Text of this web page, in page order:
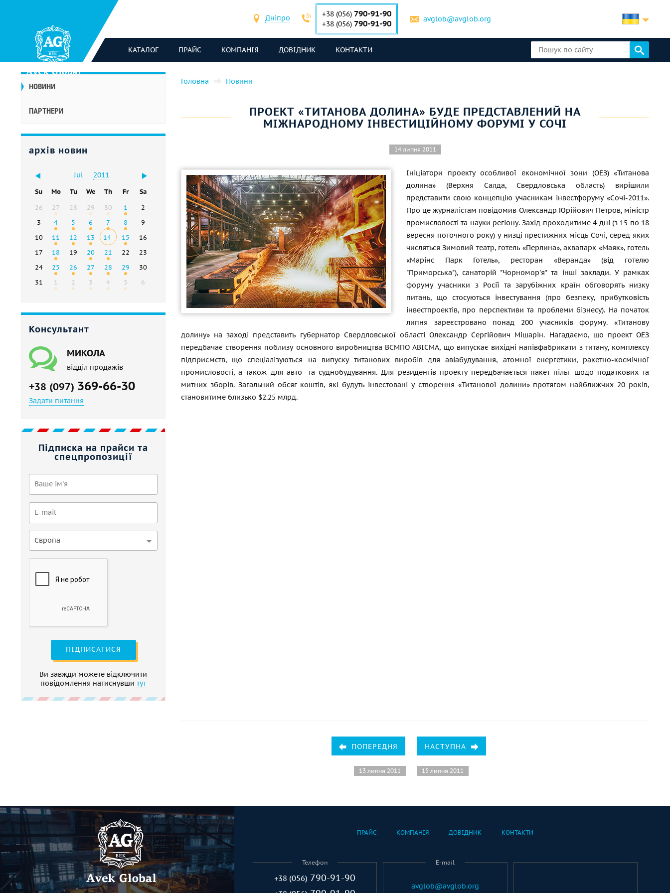
Дніпро +38 (056) 790-91-90
+38 (056) 790-91-90 avglob@avglob.org
КАТАЛОГ ПРАЙС КОМПАНІЯ ДОВІДНИК КОНТАКТИ
НОВИНИ
ПАРТНЕРИ
архів новин
Jul 2011
Su Mo Tu We Th Fr
Sa
26
27 28 29 30 1
2
3
4 5 6 7 8
9
10
11 12 13 14 15
16
17
18 19 20 21 22
23
24
25 26 27 28 29
30
31
1 2 3 4 5 6
Консультант
МИКОЛА
відділ продажів
+38 (097) 369-66-30
Задати питання
Підписка на прайси та
спецпропозиції
Європа
ПІДПИСАТИСЯ
Ви завжди можете відключити
повідомлення натиснувши тут
Головна Новини
ПРОЕКТ «ТИТАНОВА ДОЛИНА» БУДЕ ПРЕДСТАВЛЕНИЙ НА
МІЖНАРОДНОМУ ІНВЕСТИЦІЙНОМУ ФОРУМІ У СОЧІ
14 липня 2011
Ініціатори проекту особливої економічної зони (ОЕЗ) «Титанова
долина» (Верхня Салда, Свердловська область) вирішили
представити свою концепцію учасникам інвестфоруму «Сочі-2011».
Про це журналістам повідомив Олександр Юрійович Петров, міністр
промисловості та науки регіону. Захід проходитиме 4 дні (з 15 по 18
вересня поточного року) у низці престижних місць Сочі, серед яких
числяться Зимовий театр, готель «Перлина», аквапарк «Маяк», готель
«Марінс Парк Готель», ресторан «Веранда» (від готелю
"Приморська"), санаторій "Чорномор'я" та інші заклади. У рамках
форуму учасники з Росії та зарубіжних країн обговорять низку
питань, що стосуються інвестування (про безпеку, прибутковість
інвестпроектів, про перспективи та проблеми бізнесу). На початок
липня зареєстровано понад 200 учасників форуму. «Титанову
долину» на заході представить губернатор Свердловської області Олександр Сергійович Мішарін. Нагадаємо, що проект ОЕЗ
передбачає створення поблизу основного виробництва ВСМПО АВІСМА, що випускає вихідні напівфабрикати з титану, комплексу
підприємств, що спеціалізуються на випуску титанових виробів для авіабудування, атомної енергетики, ракетно-космічної
промисловості, а також для авто- та суднобудування. Для резидентів проекту передбачається пакет пільг щодо податкових та
митних зборів. Загальний обсяг коштів, які будуть інвестовані у створення «Титанової долини» протягом найближчих 20 років,
становитиме близько $2.25 млрд.
ПОПЕРЕДНЯ
13 липня 2011
НАСТУПНА
15 липня 2011
ПРАЙС КОМПАНІЯ ДОВІДНИК КОНТАКТИ
Телефон
+38 (056) 790-91-90
E-mail
avglob@avglob.org